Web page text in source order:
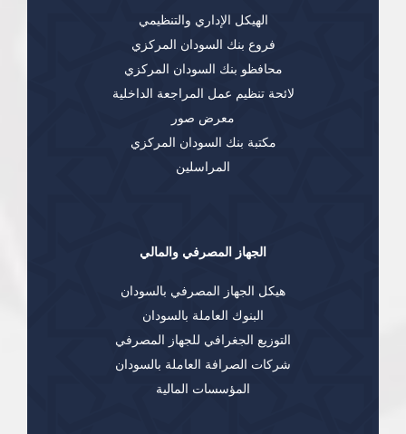
الهيكل الإداري والتنظيمي
فروع بنك السودان المركزي
محافظو بنك السودان المركزي
لائحة تنظيم عمل المراجعة الداخلية
معرض صور
مكتبة بنك السودان المركزي
المراسلين
الجهاز المصرفي والمالي
هيكل الجهاز المصرفي بالسودان
البنوك العاملة بالسودان
التوزيع الجغرافي للجهاز المصرفي
شركات الصرافة العاملة بالسودان
المؤسسات المالية